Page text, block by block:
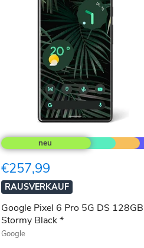
Pixel
6
5G
DS
128GB
Stormy
Black
*
€257,99
RAUSVERKAUF
Google Pixel 6 Pro 5G DS 128GB
Stormy Black *
Google